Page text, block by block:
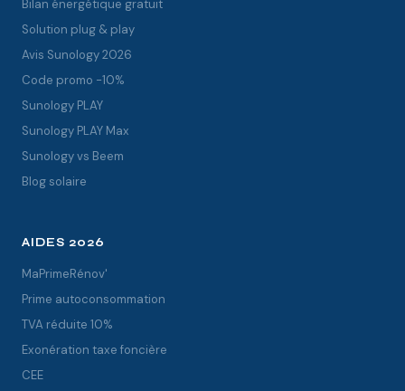
Bilan énergétique gratuit
Solution plug & play
Avis Sunology 2026
Code promo -10%
Sunology PLAY
Sunology PLAY Max
Sunology vs Beem
Blog solaire
AIDES 2026
MaPrimeRénov'
Prime autoconsommation
TVA réduite 10%
Exonération taxe foncière
CEE